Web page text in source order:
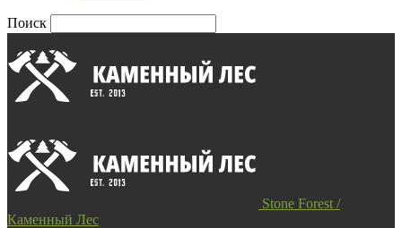
Поиск
Stone Forest /
Каменный Лес